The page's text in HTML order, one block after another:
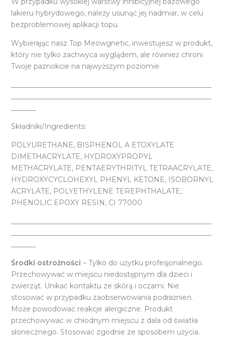
lakieru hybrydowego, należy usunąć jej nadmiar, w celu
bezproblemowej aplikacji topu.
Wybierając nasz Top Meowgnetic, inwestujesz w produkt,
który nie tylko zachwyca wyglądem, ale również chroni
Twoje paznokcie na najwyższym poziomie.
Składniki/Ingredients:
POLYURETHANE, BISPHENOL A ETOXYLATE
DIMETHACRYLATE, HYDROXYPROPYL
METHACRYLATE, PENTAERYTHRITYL TETRAACRYLATE,
HYDROXYCYCLOHEXYL PHENYL KETONE, ISOBORNYL
ACRYLATE, POLYETHYLENE TEREPHTHALATE,
PHENOLIC EPOXY RESIN, CI 77000
Środki ostrożności – Tylko do użytku profesjonalnego.
Przechowywać w miejscu niedostępnym dla dzieci i
zwierząt. Unikać kontaktu ze skórą i oczami. Nie
stosować w przypadku zaobserwowania podrażnień.
Może powodować reakcje alergiczne. Produkt
przechowywać w chłodnym miejscu z dala od światła
słonecznego. Stosować zgodnie ze sposobem użycia.